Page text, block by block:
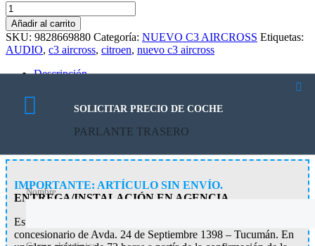
PARLANTE
TRASERO
cantidad
Añadir al carrito
SKU: 9828669880 Categoría: NUEVO C3 AIRCROSS Etiquetas:
AUDIO, c3 aircross, citroen, nuevo c3 aircross
Descripción
Descripción
kit diseñado para todos los automovilistas que deseen instalar una
IMPORTANTE: ARTÍCULO SIN ENVÍO.
ENTREGA/INSTALACIÓN EN AGENCIA
Este artículo se entrega e instala gratuitamente en nuestro
concesionario de Avda. 24 de Septiembre 1398 – Tucumán. En
SOLICITAR PRECIO DE COCHE
PARLANTE TRASERO
Nombre